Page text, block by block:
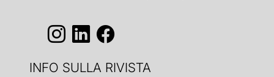
INFO SULLA RIVISTA